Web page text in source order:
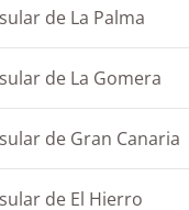
de La Palma
de La Gomera
de Gran Canaria
de El Hierro